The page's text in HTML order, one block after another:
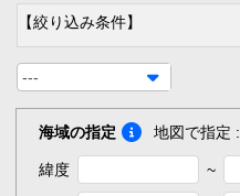
【絞り込み条件】
---
海域の指定 地図で指定 :
緯度 ~